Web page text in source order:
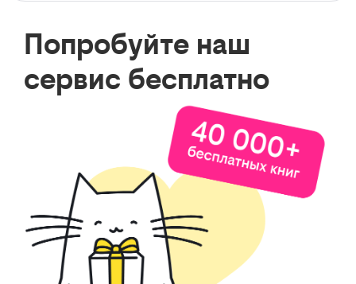
Попробуйте наш
сервис бесплатно